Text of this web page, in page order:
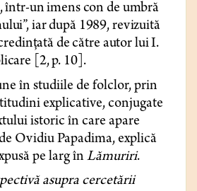
într-un imens con de umbră
iar după 1989, revizuită
de către autor lui I.
[2, p. 10].
în studiile de folclor, prin
explicative, conjugate
istoric în care apare
Ovidiu Papadima, explică
pe larg în Lămuriri.
asupra cercetării